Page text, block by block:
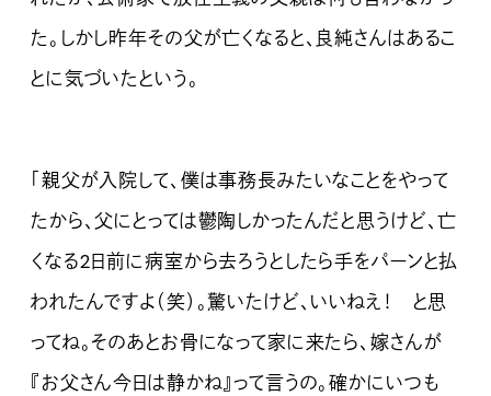
た。しかし昨年その父が亡くなると、良純さんはあるこ
とに気づいたという。
「親父が入院して、僕は事務長みたいなことをやって
たから、父にとっては鬱陶しかったんだと思うけど、亡
くなる2日前に病室から去ろうとしたら手をパーンと払
われたんですよ（笑）。驚いたけど、いいねえ！ と思
ってね。そのあとお骨になって家に来たら、嫁さんが
『お父さん今日は静かね』って言うの。確かにいつも